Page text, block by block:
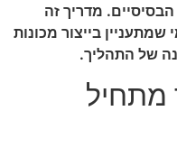
הבסיסיים. מדריך זה
בייצור מכונות
של התהליך.
מתחיל